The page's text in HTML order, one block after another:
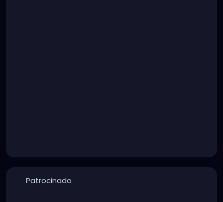
Patrocinado